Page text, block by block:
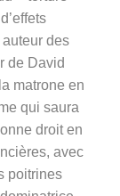
des
de David
matrone en
qui saura
droit en
avec
poitrines